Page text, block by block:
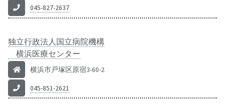
045-827-2637
独立行政法人国立病院機構
横浜医療センター
横浜市戸塚区原宿3-60-2
045-851-2621